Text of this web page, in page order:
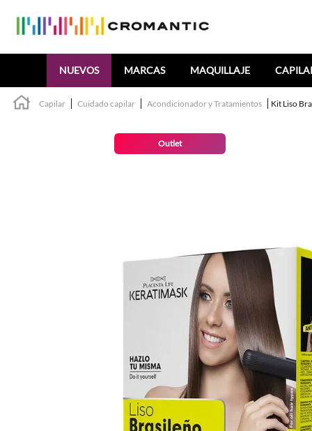
NUEVOS MARCAS MAQUILLAJE
Capilar Cuidado capilar Acondicionador y Tratamientos Kit Liso
Outlet